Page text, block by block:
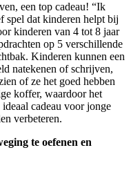
een top cadeau! “Ik
spel dat kinderen helpt bij
kinderen van 4 tot 8 jaar
op 5 verschillende
Kinderen kunnen een
natekenen of schrijven,
of ze het goed hebben
koffer, waardoor het
cadeau voor jonge
verbeteren.
te oefenen en